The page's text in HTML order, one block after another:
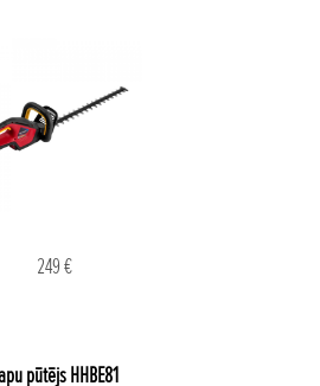
249 €
pūtējs HHBE81